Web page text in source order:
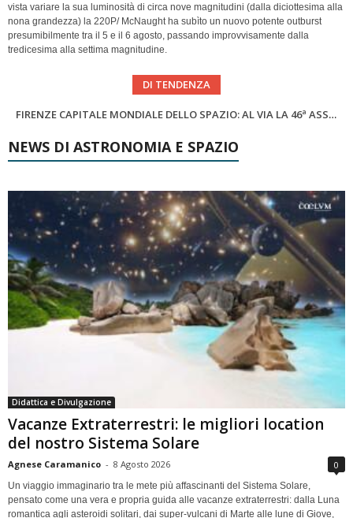
vista variare la sua luminosità di circa nove magnitudini (dalla diciottesima alla
nona grandezza) la 220P/ McNaught ha subìto un nuovo potente outburst
presumibilmente tra il 5 e il 6 agosto, passando improvvisamente dalla
tredicesima alla settima magnitudine.
DI TENDENZA
Cielo del Mese di Agosto 2026
NEWS DI ASTRONOMIA E SPAZIO
Didattica e Divulgazione
Vacanze Extraterrestri: le migliori location
del nostro Sistema Solare
Agnese Caramanico - 8 Agosto 2026 0
Un viaggio immaginario tra le mete più affascinanti del Sistema Solare,
pensato come una vera e propria guida alle vacanze extraterrestri: dalla Luna
romantica agli asteroidi solitari, dai super-vulcani di Marte alle lune di Giove,